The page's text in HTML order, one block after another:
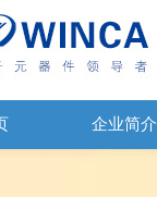
企业简介
JOHANSON代理商供应贴片电容500R07S2R2BV4T